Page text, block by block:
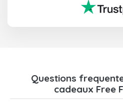
Questions
cadeaux Free